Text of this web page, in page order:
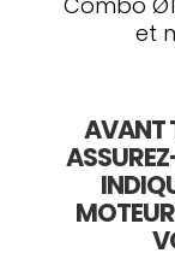
et
AVANT